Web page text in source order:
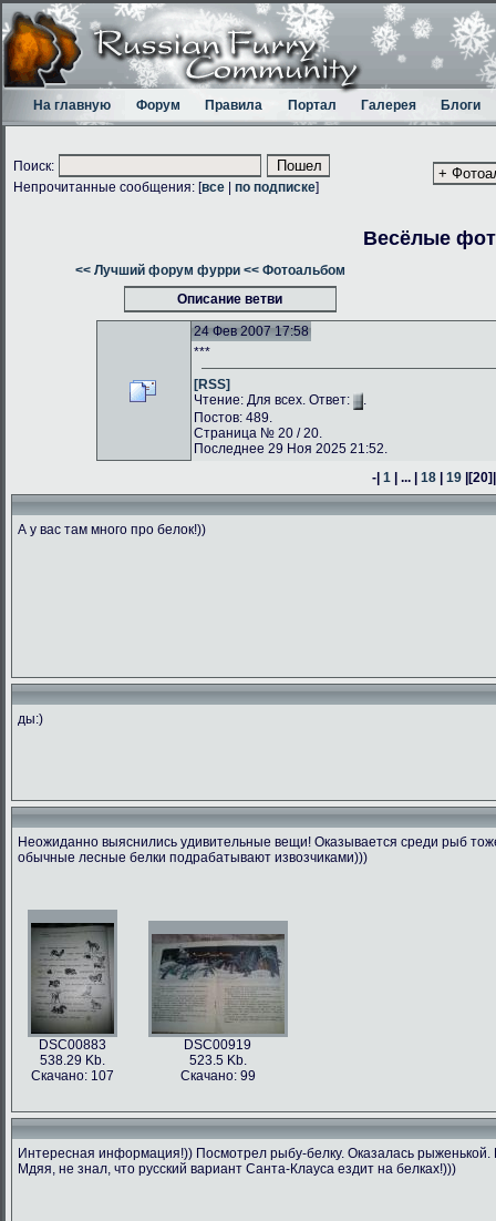
На главную Форум Правила Портал Галерея Блоги
Поиск:
Непрочитанные сообщения: [все по подписке]
Весёлые
<< Лучший форум фурри << Фотоальбом
Описание ветви
24 Фев 2007 17:58
***
[RSS]
Чтение: Для всех. Ответ:
.
Постов: 489.
Страница № 20 / 20.
Последнее 29 Ноя 2025 21:52.
-| 1 | ... | 18 | 19 |[20]
А у вас там много про белок!))
ды:)
Неожиданно выяснились удивительные вещи! Оказывается среди рыб
обычные лесные белки подрабатывают извозчиками)))
DSC00883
538.29 Kb.
Скачано: 107
DSC00919
523.5 Kb.
Скачано: 99
Интересная информация!)) Посмотрел рыбу-белку. Оказалась рыженькой.
Мдяя, не знал, что русский вариант Санта-Клауса ездит на белках!)))